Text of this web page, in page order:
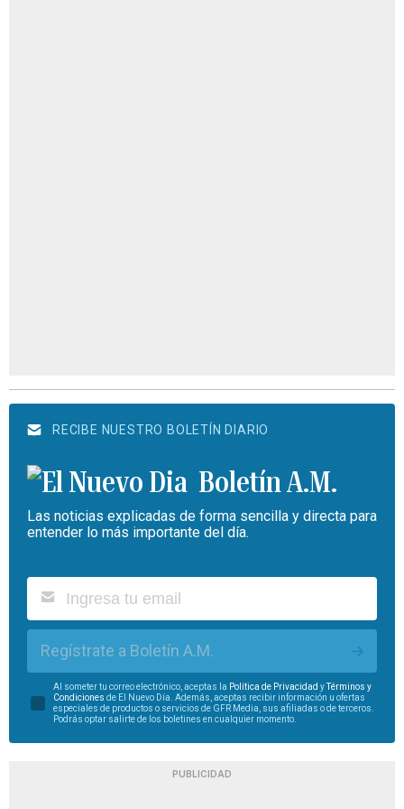
RECIBE NUESTRO BOLETÍN DIARIO
Boletín A.M.
Las noticias explicadas de forma sencilla y directa para
entender lo más importante del día.
Regístrate a Boletín A.M.
Al someter tu correo electrónico, aceptas la Política de Privacidad yTérminos y
Condiciones de El Nuevo Día. Además, aceptas recibir información u ofertas
especiales de productos o servicios de GFR Media, sus afiliadas o de terceros.
Podrás optar salirte de los boletines en cualquier momento.
PUBLICIDAD